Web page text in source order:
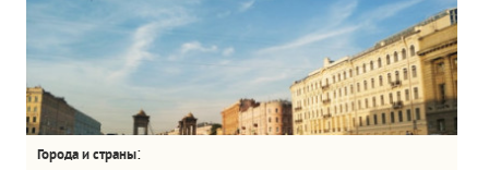
Города и страны: